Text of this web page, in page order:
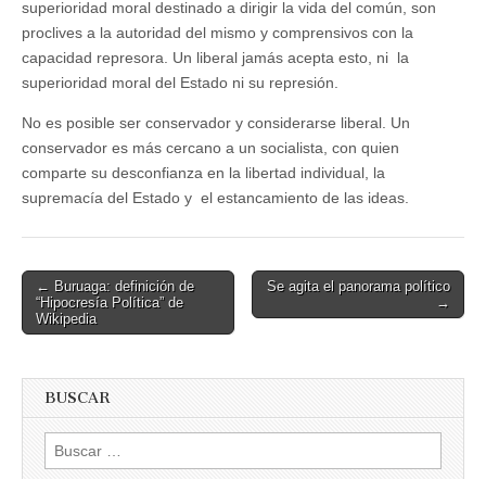
superioridad moral destinado a dirigir la vida del común, son
proclives a la autoridad del mismo y comprensivos con la
capacidad represora. Un liberal jamás acepta esto, ni la
superioridad moral del Estado ni su represión.
No es posible ser conservador y considerarse liberal. Un
conservador es más cercano a un socialista, con quien
comparte su desconfianza en la libertad individual, la
supremacía del Estado y el estancamiento de las ideas.
Post
navigation
← Buruaga: definición de
“Hipocresía Política” de
Wikipedia
Se agita el panorama político
→
BUSCAR
Buscar: